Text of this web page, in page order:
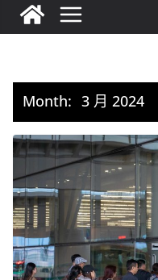
Month: 3 月 2024